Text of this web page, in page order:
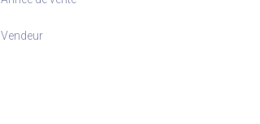
Vendeur